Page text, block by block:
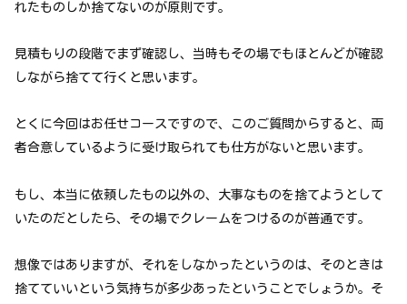
れたものしか捨てないのが原則です。
見積もりの段階でまず確認し、当時もその場でもほとんどが確認
しながら捨てて行くと思います。
とくに今回はお任せコースですので、このご質問からすると、両
者合意しているように受け取られても仕方がないと思います。
もし、本当に依頼したもの以外の、大事なものを捨てようとして
いたのだとしたら、その場でクレームをつけるのが普通です。
想像ではありますが、それをしなかったというのは、そのときは
捨てていいという気持ちが多少あったということでしょうか。そ